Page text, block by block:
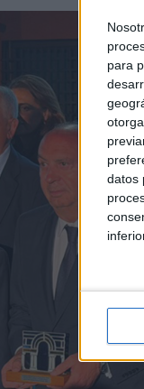
para
datos